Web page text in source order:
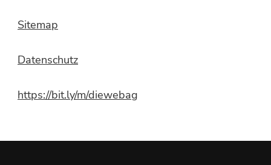
Sitemap
Datenschutz
https://bit.ly/m/diewebag